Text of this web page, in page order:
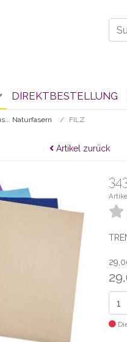
DIREKTBESTELLUNG
Naturfasern FILZ
Artikel zurück